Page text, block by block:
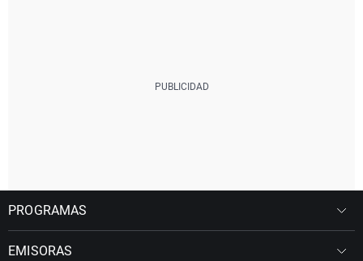
PROGRAMAS
EMISORAS